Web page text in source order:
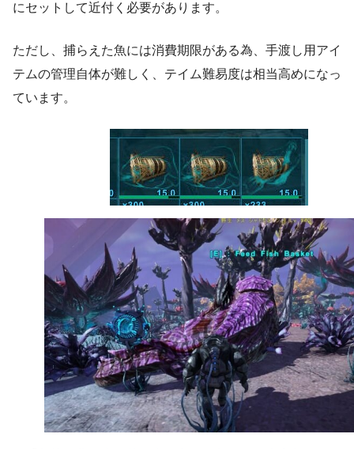
にセットして近付く必要があります。
ただし、捕らえた魚には消費期限がある為、手渡し用アイ
テムの管理自体が難しく、テイム難易度は相当高めになっ
ています。